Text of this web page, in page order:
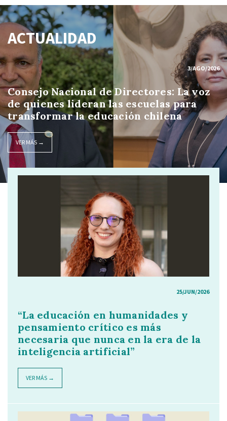
ACTUALIDAD
3/AGO/2026
Consejo Nacional de Directores: La voz
de quienes lideran las escuelas para
transformar la educación chilena
VER MÁS →
25/JUN/2026
“La educación en humanidades y
pensamiento crítico es más
necesaria que nunca en la era de la
inteligencia artificial”
VER MÁS →